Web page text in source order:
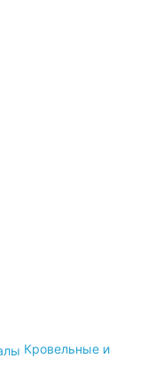
Кровельные и